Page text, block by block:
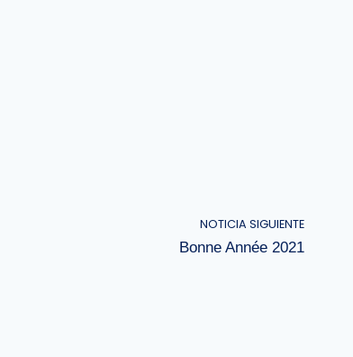
NOTICIA SIGUIENTE
Bonne Année 2021